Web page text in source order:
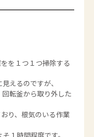
を１つ１つ掃除する
えるのですが、
転釜から取り外した
り、根気のいる作業